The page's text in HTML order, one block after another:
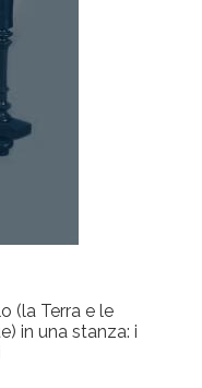
(la Terra e le
in una stanza: i